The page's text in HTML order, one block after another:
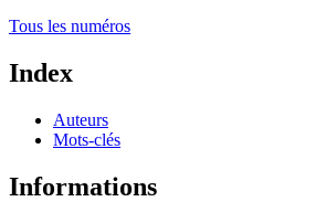
Tous les numéros
Index
Auteurs
Mots-clés
Informations